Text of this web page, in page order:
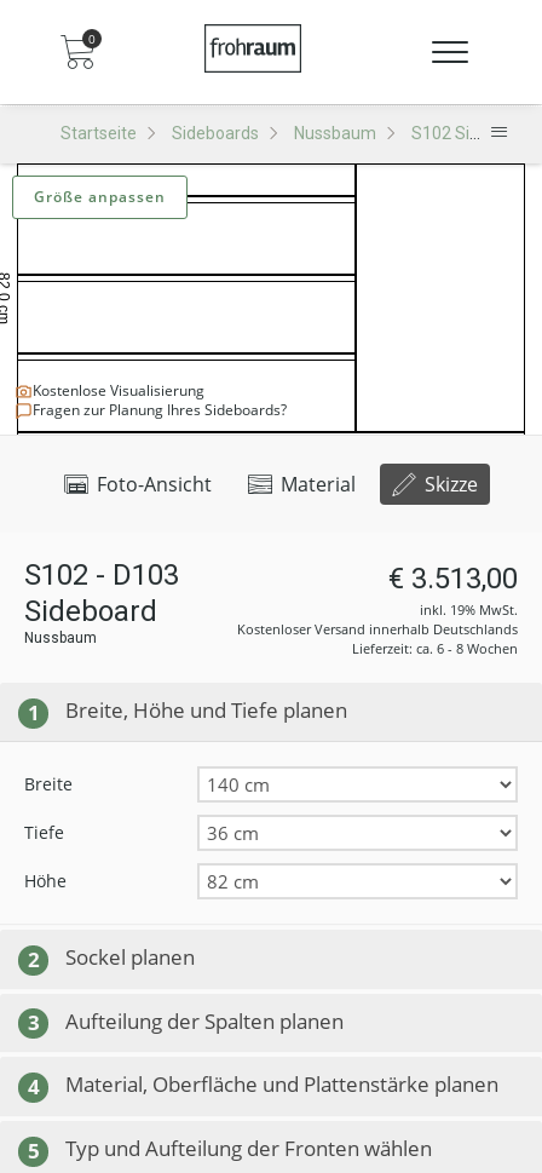
0
Startseite Sideboards Nussbaum S102 Sideboard
Foto-Ansicht Material Skizze
Kostenlose Visualisierung
Fragen zur Planung Ihres Sideboards?
Größe anpassen
S102 - D103
Sideboard
Nussbaum
€ 3.513,00
inkl. 19% MwSt.
Kostenloser Versand innerhalb Deutschlands
Lieferzeit: ca. 6 - 8 Wochen
1 Breite, Höhe und Tiefe planen
Breite
Tiefe
Höhe
2 Sockel planen
3 Aufteilung der Spalten planen
4 Material, Oberfläche und Plattenstärke planen
5 Typ und Aufteilung der Fronten wählen